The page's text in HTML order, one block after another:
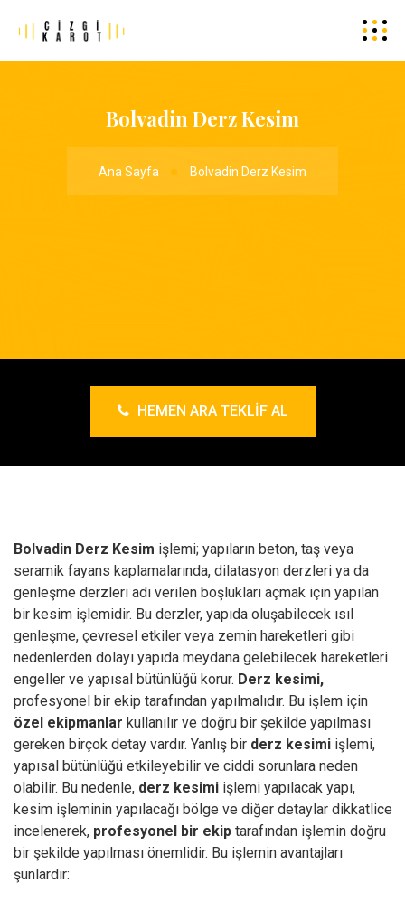
Bolvadin Derz Kesim
Ana Sayfa Bolvadin Derz Kesim
HEMEN ARA TEKLIF AL
Bolvadin Derz Kesim işlemi; yapıların beton, taş veya
seramik fayans kaplamalarında, dilatasyon derzleri ya da
genleşme derzleri adı verilen boşlukları açmak için yapılan
bir kesim işlemidir. Bu derzler, yapıda oluşabilecek ısıl
genleşme, çevresel etkiler veya zemin hareketleri gibi
nedenlerden dolayı yapıda meydana gelebilecek hareketleri
engeller ve yapısal bütünlüğü korur. Derz kesimi,
profesyonel bir ekip tarafından yapılmalıdır. Bu işlem için
özel ekipmanlar kullanılır ve doğru bir şekilde yapılması
gereken birçok detay vardır. Yanlış bir derz kesimi işlemi,
yapısal bütünlüğü etkileyebilir ve ciddi sorunlara neden
olabilir. Bu nedenle, derz kesimi işlemi yapılacak yapı,
kesim işleminin yapılacağı bölge ve diğer detaylar dikkatlice
incelenerek, profesyonel bir ekip tarafından işlemin doğru
bir şekilde yapılması önemlidir. Bu işlemin avantajları
şunlardır: